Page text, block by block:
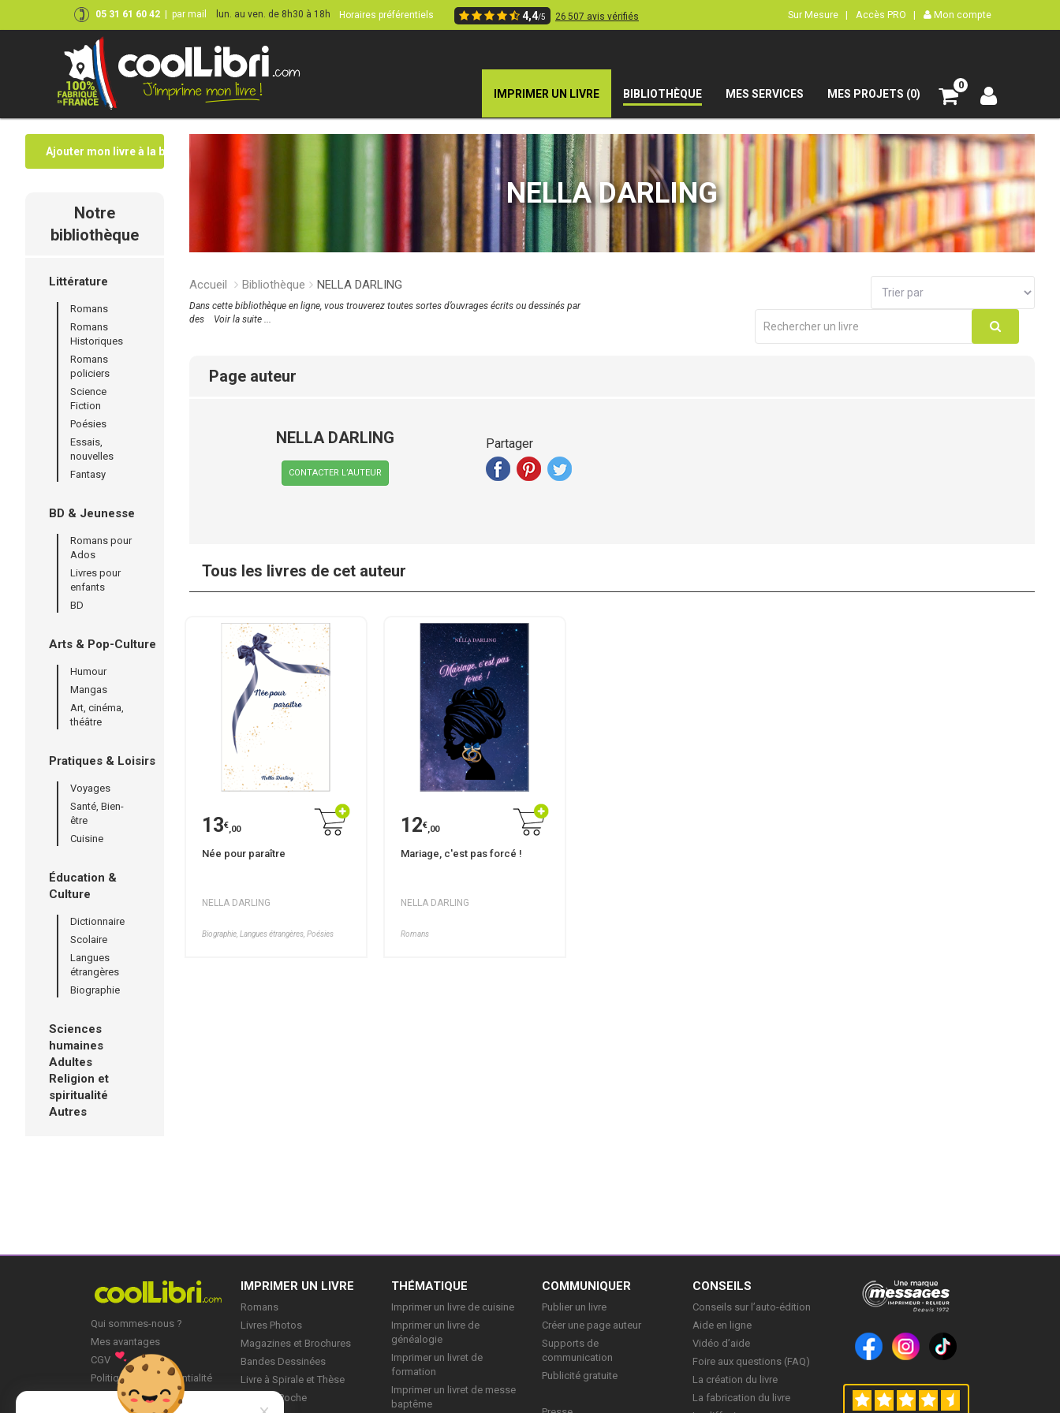
05 31 61 60 42 par mail lun. au ven. de 8h30 à 18h Horaires préférentiels 4,4/5 26 507 avis vérifiés Sur Mesure | Accès PRO | Mon compte
IMPRIMER UN LIVRE BIBLIOTHÈQUE MES SERVICES MES PROJETS (0)
0
Ajouter mon livre à la bibliothèque
Notre
bibliothèque
Littérature
Romans
Romans
Historiques
Romans
policiers
Science
Fiction
Poésies
Essais,
nouvelles
Fantasy
BD & Jeunesse
Romans pour
Ados
Livres pour
enfants
BD
Arts & Pop-Culture
Humour
Mangas
Art, cinéma,
théâtre
Pratiques & Loisirs
Voyages
Santé, Bien-
être
Cuisine
Éducation &
Culture
Dictionnaire
Scolaire
Langues
étrangères
Biographie
Sciences
humaines
Adultes
Religion et
spiritualité
Autres
NELLA DARLING
Accueil Bibliothèque NELLA DARLING
Dans cette bibliothèque en ligne, vous trouverez toutes sortes d’ouvrages écrits ou dessinés par
des
Voir la suite ...
page auteur
NELLA DARLING
CONTACTER L’AUTEUR
Partager
Tous les livres de cet auteur
13€,00
Née pour paraître
NELLA DARLING
Biographie, Langues étrangères, Poésies
12€,00
Mariage, c'est pas forcé !
NELLA DARLING
Romans
Qui sommes-nous ?
Mes avantages
CGV
Politique de Confidentialité
IMPRIMER UN LIVRE
Romans
Livres Photos
Magazines et Brochures
Bandes Dessinées
Livre à Spirale et Thèse
Livre de Poche
THÉMATIQUE
Imprimer un livre de cuisine
Imprimer un livre de
généalogie
Imprimer un livret de
formation
Imprimer un livret de messe
baptême
COMMUNIQUER
Publier un livre
Créer une page auteur
Supports de
communication
Publicité gratuite
CONSEILS
Conseils sur l’auto-édition
Aide en ligne
Vidéo d’aide
Foire aux questions (FAQ)
La création du livre
La fabrication du livre